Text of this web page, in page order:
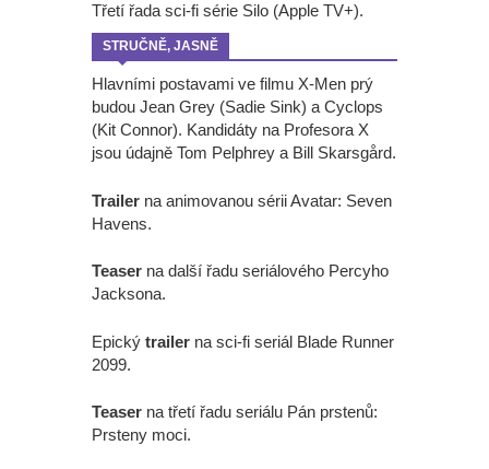
Třetí řada sci-fi série Silo (Apple TV+).
STRUČNĚ, JASNĚ
Hlavními postavami ve filmu X-Men prý
budou Jean Grey (Sadie Sink) a Cyclops
(Kit Connor). Kandidáty na Profesora X
jsou údajně Tom Pelphrey a Bill Skarsgård.
Trailer na animovanou sérii Avatar: Seven
Havens.
Teaser na další řadu seriálového Percyho
Jacksona.
Epický trailer na sci-fi seriál Blade Runner
2099.
Teaser na třetí řadu seriálu Pán prstenů:
Prsteny moci.